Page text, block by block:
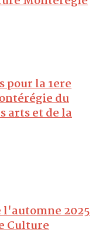
pour la 1ere
du
arts et de la
l'automne 2025
Culture